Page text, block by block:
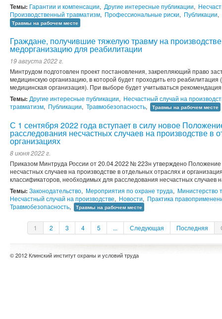
Темы: Гарантии и компенсации, Другие интересные публикации,
Производственный травматизм, Профессиональные риски, Публикации,
Травмы на рабочем месте
Граждане, получившие тяжелую травму на
медорганизацию для реабилитации
19 августа 2022 г.
Минтрудом подготовлен проект постановления, закрепляющий право
медицинскую организацию, в которой будет проходить его
медицинская организация). При выборе будет учитываться
Темы: Другие интересные публикации, Несчастный случай на
травматизм, Публикации, Травмобезопасность, Травмы на рабочем месте
С 1 сентября 2022 года вступает в силу новое
расследования несчастных случаев на производстве в
организациях
8 июня 2022 г.
Приказом Минтруда России от 20.04.2022 № 223н утверждено
несчастных случаев на производстве в отдельных отраслях и
классификаторов, необходимых для расследования несчастных случаев
Темы: Законодательство, Мероприятия по охране труда, Министерство
Несчастный случай на производстве, Новости, Практика
Травмобезопасность, Травмы на рабочем месте
1 2 3 4 5 ... Следующая Последняя
© 2012 Клинский институт охраны и условий труда